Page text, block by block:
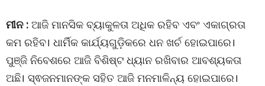
ମୀନ : ଆଜି ମାନସିକ ବ୍ୟାକୁଳତା ଅଧିକ ରହିବ ଏବଂ ଏକାଗ୍ରତା
କମ ରହିବ। ଧାର୍ମିକ କାର୍ଯ୍ୟଗୁଡ଼ିକରେ ଧନ ଖର୍ଚ ହୋଇପାରେ।
ପୁଞ୍ଜି ନିବେଶରେ ଆଜି ବିଶିଷ୍ଟ ଧ୍ୟାନ ରଖିବାର ଆବଶ୍ୟକତା
ଅଛି। ସ୍ଵଜନମାନଙ୍କ ସହିତ ଆଜି ମନମାଳିନ୍ୟ ହୋଇପାରେ।